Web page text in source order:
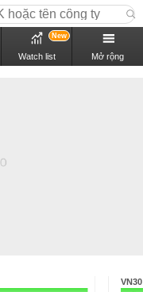
Watch list
New
Mở rộng
VN30